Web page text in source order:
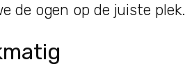
de ogen op de juiste plek.